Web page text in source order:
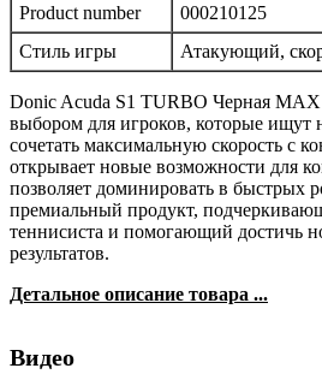
Product number
000210125
Стиль игры
Атакующий,
Donic Acuda S1 TURBO Черная MAX
выбором для игроков, которые ищут
сочетать максимальную скорость с
открывает новые возможности для
позволяет доминировать в быстрых
премиальный продукт,
теннисиста и помогающий достичь
результатов.
Детальное описание товара ...
Видео